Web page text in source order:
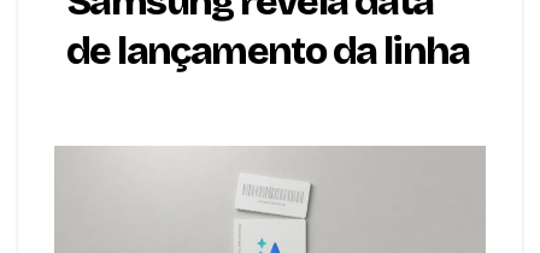
de lançamento da linha